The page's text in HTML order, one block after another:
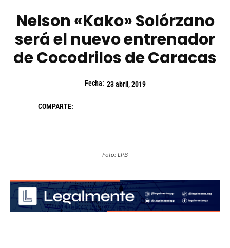
Nelson «Kako» Solórzano
será el nuevo entrenador
de Cocodrilos de Caracas
Fecha: 23 abril, 2019
COMPARTE:
Foto: LPB